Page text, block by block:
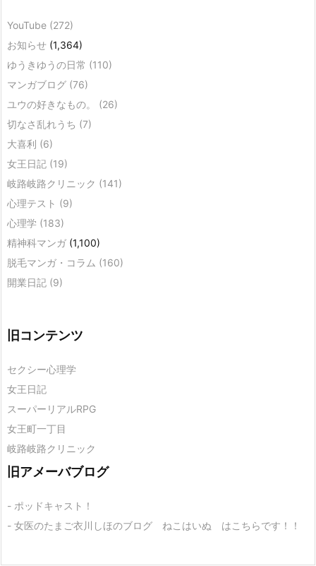
YouTube (272)
お知らせ (1,364)
ゆうきゆうの日常 (110)
マンガブログ (76)
ユウの好きなもの。 (26)
切なさ乱れうち (7)
大喜利 (6)
女王日記 (19)
岐路岐路クリニック (141)
心理テスト (9)
心理学 (183)
精神科マンガ (1,100)
脱毛マンガ・コラム (160)
開業日記 (9)
旧コンテンツ
セクシー心理学
女王日記
スーパーリアルRPG
女王町一丁目
岐路岐路クリニック
旧アメーバブログ
- ポッドキャスト！
- 女医のたまご衣川しほのブログ ねこはいぬ はこちらです！！